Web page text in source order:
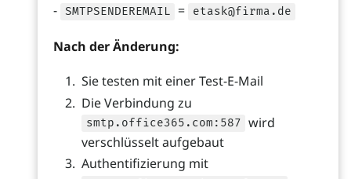
- SMTPSENDEREMAIL = etask@firma.de
Nach der Änderung:
Sie testen mit einer Test-E-Mail
Die Verbindung zu
smtp.office365.com:587 wird
verschlüsselt aufgebaut
Authentifizierung mit